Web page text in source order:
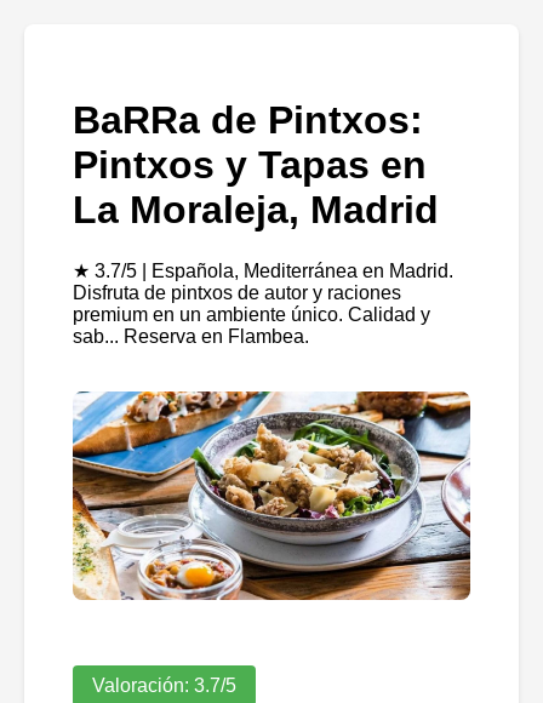
BaRRa de Pintxos:
Pintxos y Tapas en
La Moraleja, Madrid
★ 3.7/5 | Española, Mediterránea en Madrid.
Disfruta de pintxos de autor y raciones
premium en un ambiente único. Calidad y
sab... Reserva en Flambea.
Valoración: 3.7/5